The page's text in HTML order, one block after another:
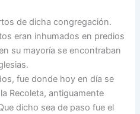
de dicha congregación.
eran inhumados en predios
su mayoría se encontraban
fue donde hoy en día se
Recoleta, antiguamente
dicho sea de paso fue el